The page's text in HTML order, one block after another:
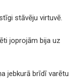
stāvēju virtuvē.
joprojām bija uz
jebkurā brīdī varētu